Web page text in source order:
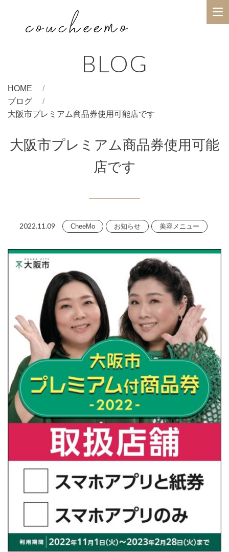
BLOG
HOME
ブログ
大阪市プレミアム商品券使用可能店です
大阪市プレミアム商品券使用可能
店です
2022.11.09 CheeMo お知らせ 美容メニュー